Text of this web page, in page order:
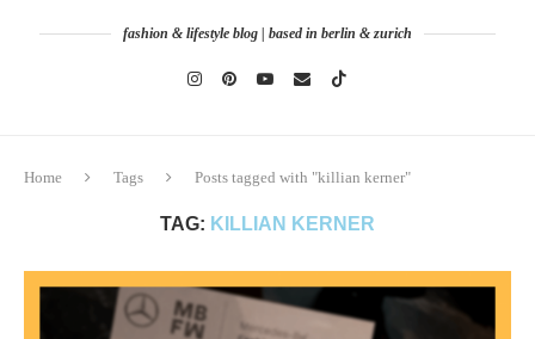
fashion & lifestyle blog | based in berlin & zurich
Home Tags Posts tagged with "killian kerner"
TAG: KILLIAN KERNER